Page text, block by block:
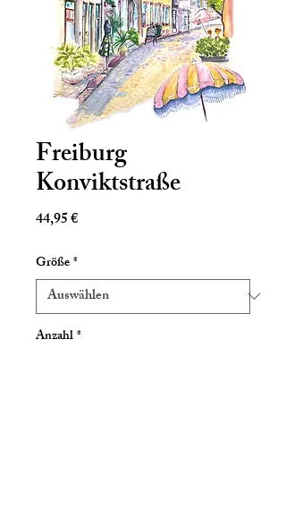
Freiburg
Konviktstraße
44,95 €Preis
Größe*
Anzahl*